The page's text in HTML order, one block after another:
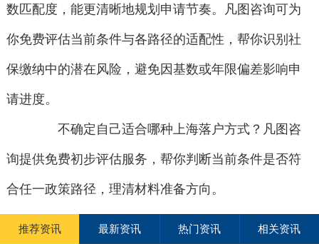
数匹配度，能更清晰地规划申请节奏。凡图咨询可为
你免费评估当前条件与各路径的适配性，帮你识别社
保缴纳中的潜在风险，避免因基数或年限偏差影响申
请进度。
不确定自己适合哪种上海落户方式？凡图咨
询提供免费初步评估服务，帮你判断当前条件是否符
合任一政策路径，理清材料准备方向。
推荐资讯 最新资讯 热门资讯 相关资讯